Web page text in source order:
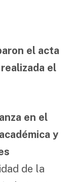
el acta
el
en el
y
de la